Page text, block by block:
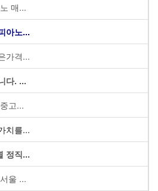
매...
아노...
가격...
다. ...
고...
치를...
정직...
울 ...